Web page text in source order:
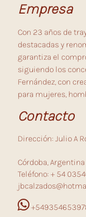
Empresa
Con 23 años de
destacadas y
garantiza el
siguiendo los
Fernández, con
para mujeres,
Contacto
Dirección: Julio A
Córdoba, Argentina
Teléfono: + 54